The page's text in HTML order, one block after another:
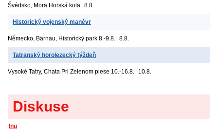
Švédsko, Mora Horská kola 8.8.
Historický vojenský manévr
Německo, Bärnau, Historický park 8.-9.8. 8.8.
Tatranský horolezecký týždeň
Vysoké Tatry, Chata Pri Zelenom plese 10.-16.8. 10.8.
Diskuse
Inu